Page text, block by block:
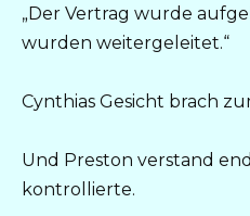
„Der Vertrag wurde
wurden weitergeleitet.“
Cynthias Gesicht brach
Und Preston verstand
kontrollierte.